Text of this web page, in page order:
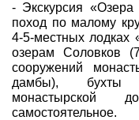
- Экскурсия
поход по малому
4-5-местных лодках
озерам Соловков
сооружений
дамбы), бухты
монастырской